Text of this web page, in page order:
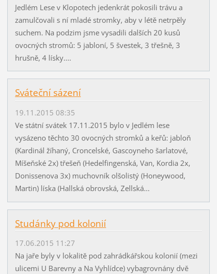
Jedlém Lese v Klopotech jedenkrát pokosili trávu a
zamulčovali s ní mladé stromky, aby v létě netrpěly
suchem. Na podzim jsme vysadili dalších 20 kusů
ovocných stromů: 5 jabloní, 5 švestek, 3 třešně, 3
hrušně, 4 lísky....
Sváteční sázení
19.11.2015 08:35
Ve státní svátek 17.11.2015 bylo v Jedlém lese
vysázeno těchto 30 ovocných stromků a keřů: jabloň
(Kardinál žíhaný, Croncelské, Gascoyneho šarlatové,
Míšeňské 2x) třešeň (Hedelfingenská, Van, Kordia 2x,
Donissenova 3x) muchovník olšolistý (Honeywood,
Martin) líska (Hallská obrovská, Zellská...
Studánky pod kolonií
17.06.2015 11:27
Na jaře byly v lokalitě pod zahrádkářskou kolonií (mezi
ulicemi U Barevny a Na Vyhlídce) vybagrovnány dvě